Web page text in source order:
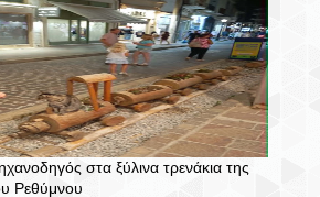
στα ξύλινα τρενάκια της
Ρεθύμνου